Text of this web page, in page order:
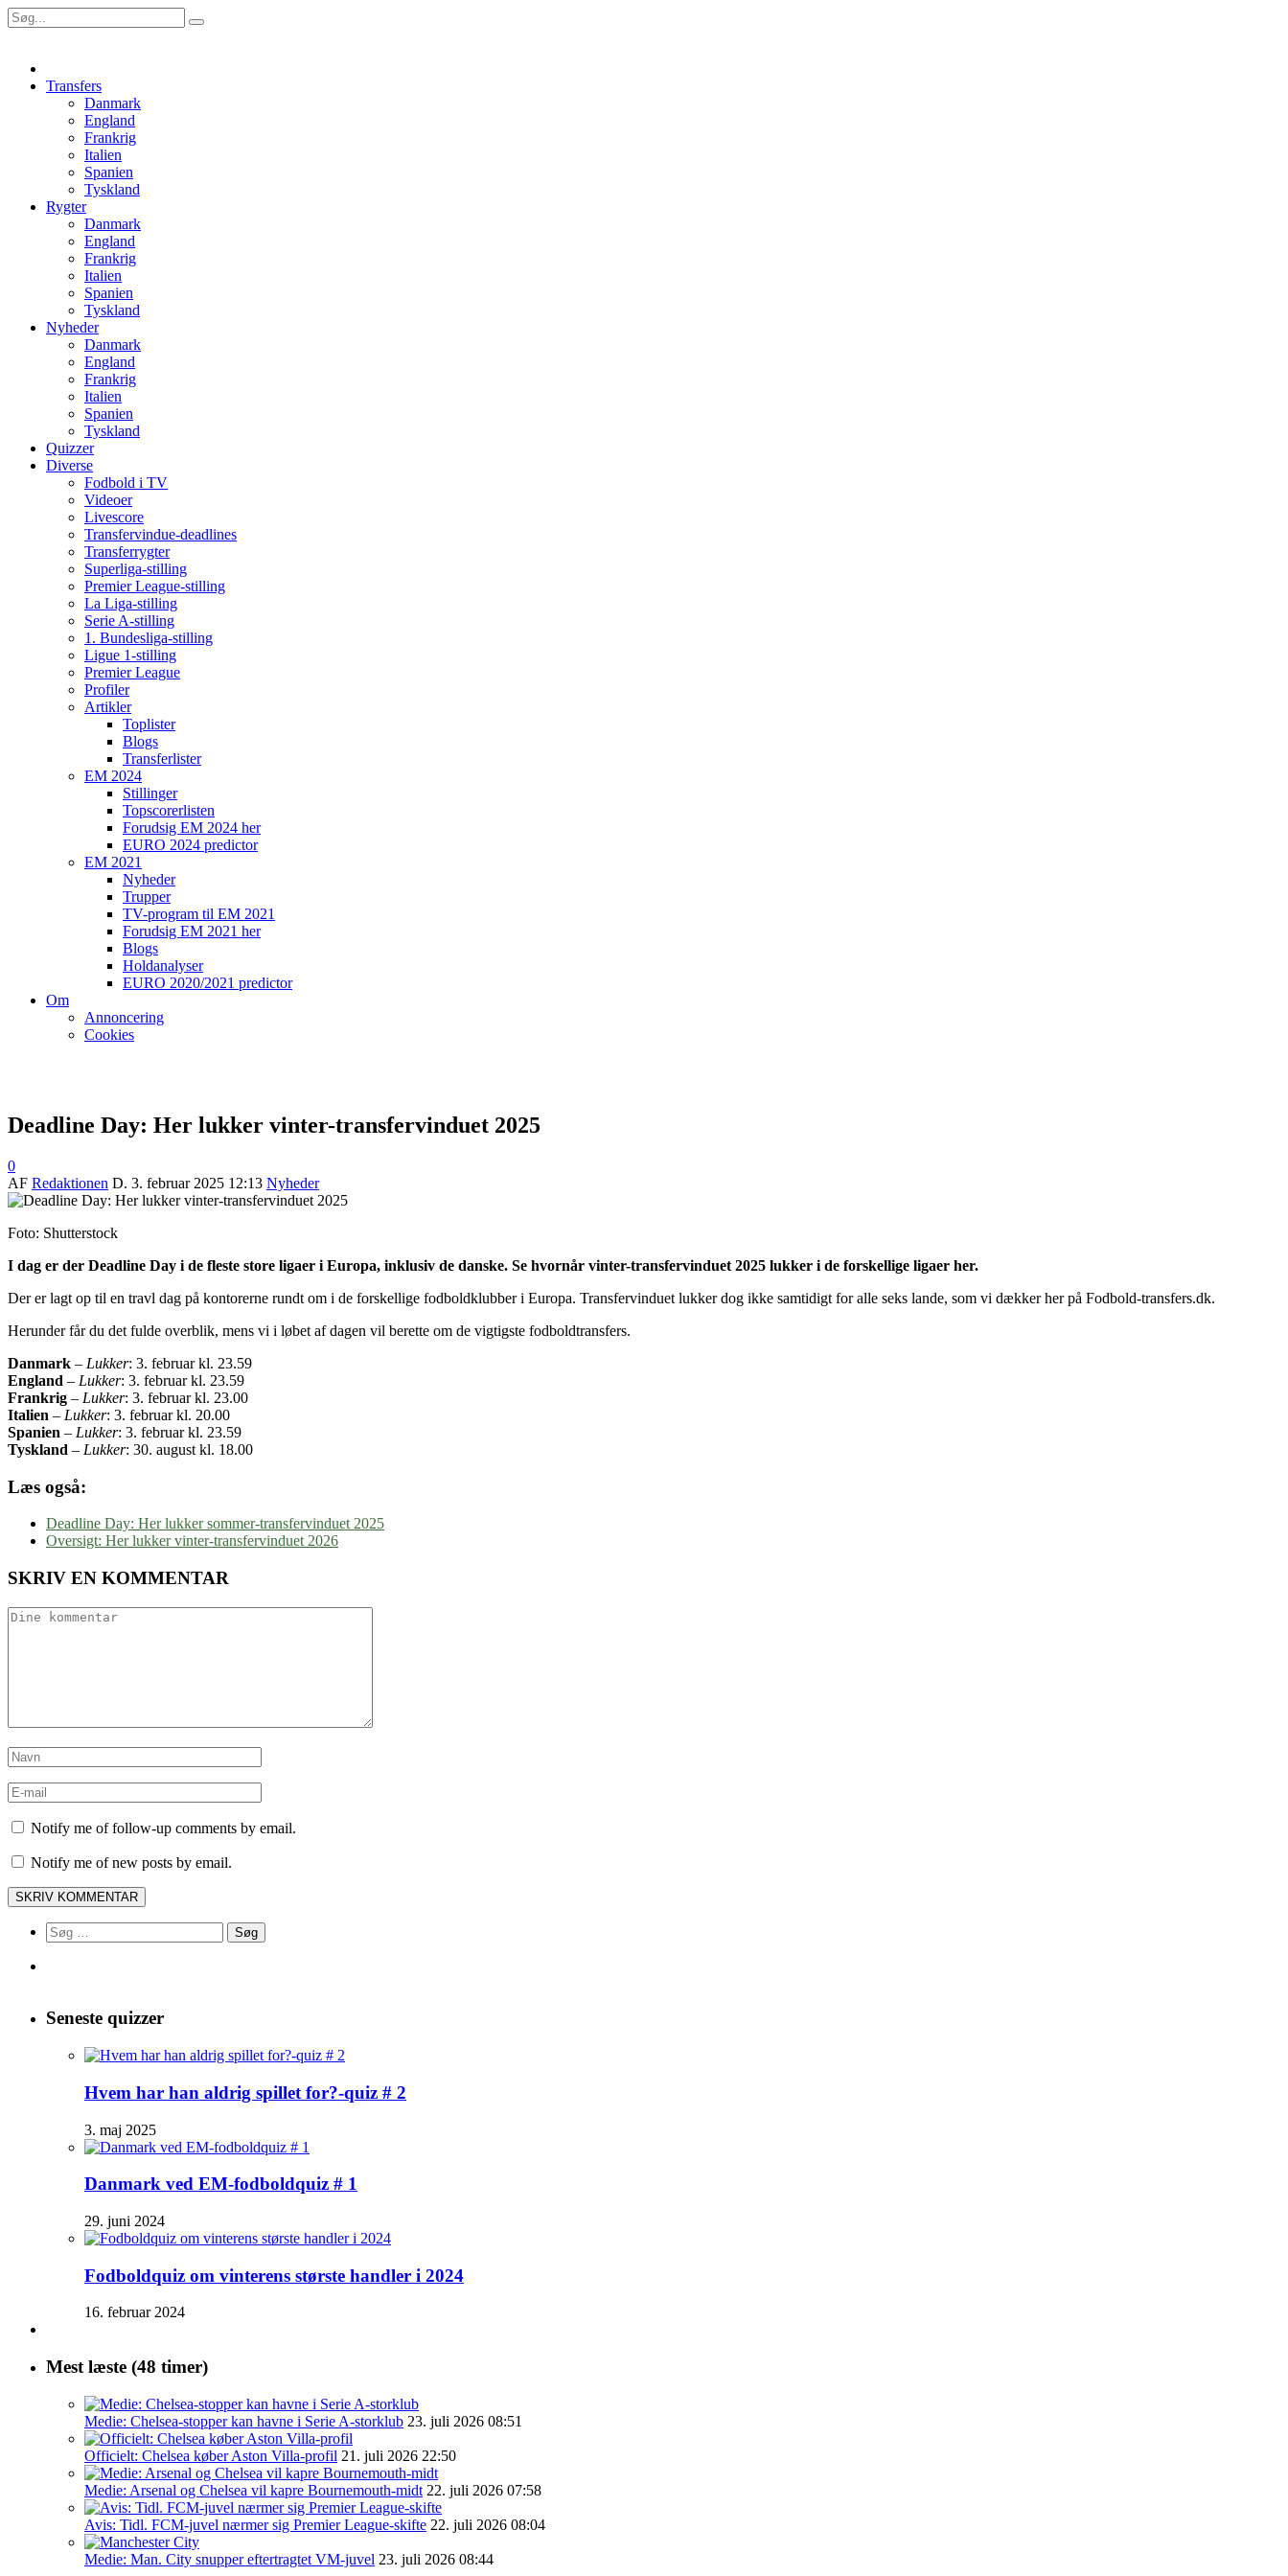
Transfers
Danmark
England
Frankrig
Italien
Spanien
Tyskland
Rygter
Danmark
England
Frankrig
Italien
Spanien
Tyskland
Nyheder
Danmark
England
Frankrig
Italien
Spanien
Tyskland
Quizzer
Diverse
Fodbold i TV
Videoer
Livescore
Transfervindue-deadlines
Transferrygter
Superliga-stilling
Premier League-stilling
La Liga-stilling
Serie A-stilling
1. Bundesliga-stilling
Ligue 1-stilling
Premier League
Profiler
Artikler
Toplister
Blogs
Transferlister
EM 2024
Stillinger
Topscorerlisten
Forudsig EM 2024 her
EURO 2024 predictor
EM 2021
Nyheder
Trupper
TV-program til EM 2021
Forudsig EM 2021 her
Blogs
Holdanalyser
EURO 2020/2021 predictor
Om
Annoncering
Cookies
Deadline Day: Her lukker vinter-transfervinduet 2025
0
AF Redaktionen D. 3. februar 2025 12:13 Nyheder
Foto: Shutterstock
I dag er der Deadline Day i de fleste store ligaer i Europa, inklusiv de danske. Se hvornår vinter-transfervinduet 2025 lukker i de forskellige ligaer her.
Der er lagt op til en travl dag på kontorerne rundt om i de forskellige fodboldklubber i Europa. Transfervinduet lukker dog ikke samtidigt for alle seks lande, som vi dækker her på Fodbold-transfers.dk.
Herunder får du det fulde overblik, mens vi i løbet af dagen vil berette om de vigtigste fodboldtransfers.
Danmark – Lukker: 3. februar kl. 23.59
England – Lukker: 3. februar kl. 23.59
Frankrig – Lukker: 3. februar kl. 23.00
Italien – Lukker: 3. februar kl. 20.00
Spanien – Lukker: 3. februar kl. 23.59
Tyskland – Lukker: 30. august kl. 18.00
Læs også:
Deadline Day: Her lukker sommer-transfervinduet 2025
Oversigt: Her lukker vinter-transfervinduet 2026
SKRIV EN KOMMENTAR
Notify me of follow-up comments by email.
Notify me of new posts by email.
Søg
efter:
Seneste quizzer
Hvem har han aldrig spillet for?-quiz # 2
3. maj 2025
Danmark ved EM-fodboldquiz # 1
29. juni 2024
Fodboldquiz om vinterens største handler i 2024
16. februar 2024
Mest læste (48 timer)
Medie: Chelsea-stopper kan havne i Serie A-storklub 23. juli 2026 08:51
Officielt: Chelsea køber Aston Villa-profil 21. juli 2026 22:50
Medie: Arsenal og Chelsea vil kapre Bournemouth-midt 22. juli 2026 07:58
Avis: Tidl. FCM-juvel nærmer sig Premier League-skifte 22. juli 2026 08:04
Medie: Man. City snupper eftertragtet VM-juvel 23. juli 2026 08:44